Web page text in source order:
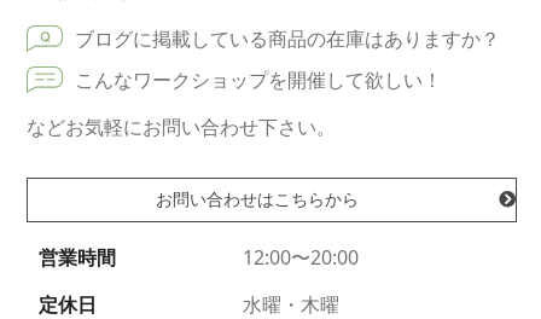
ブログに掲載している商品の在庫はありますか？
こんなワークショップを開催して欲しい！
などお気軽にお問い合わせ下さい。
お問い合わせはこちらから
営業時間
12:00〜20:00
定休日
水曜・木曜